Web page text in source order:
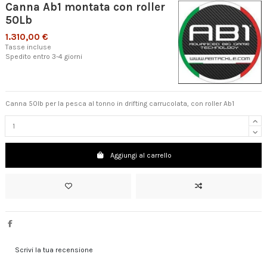
Canna Ab1 montata con roller
50Lb
1.310,00 €
Tasse incluse
Spedito entro 3-4 giorni
Canna 50lb per la pesca al tonno in drifting carrucolata, con roller Ab1
Aggiungi al carrello
Scrivi la tua recensione